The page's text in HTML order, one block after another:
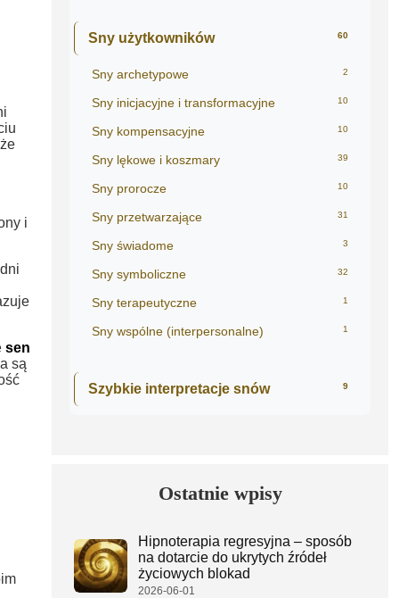
i
sen
są
Sny użytkowników 60
Sny archetypowe 2
Sny inicjacyjne i transformacyjne 10
Sny kompensacyjne 10
Sny lękowe i koszmary 39
Sny prorocze 10
Sny przetwarzające 31
Sny świadome 3
Sny symboliczne 32
Sny terapeutyczne 1
Sny wspólne (interpersonalne) 1
Szybkie interpretacje snów 9
Ostatnie wpisy
Hipnoterapia regresyjna – sposób
na dotarcie do ukrytych źródeł
życiowych blokad
2026-06-01